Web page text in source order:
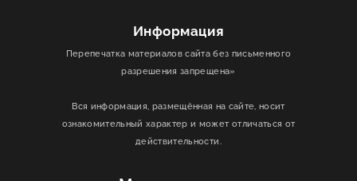
Информация
Перепечатка материалов сайта без письменного
разрешения запрещена»
Вся информация, размещённая на сайте, носит
ознакомительный характер и может отличаться от
действительности.